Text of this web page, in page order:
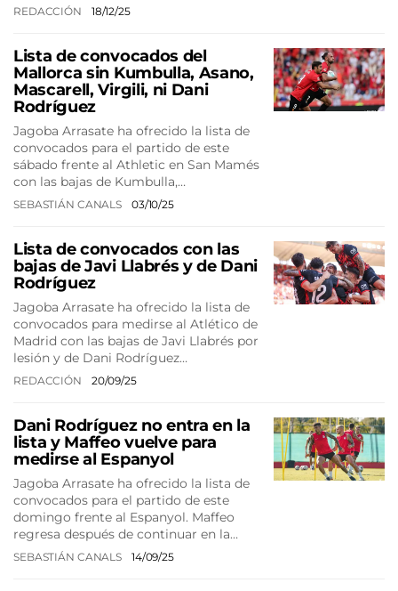
REDACCIÓN 18/12/25
Lista de convocados del
Mallorca sin Kumbulla, Asano,
Mascarell, Virgili, ni Dani
Rodríguez
Jagoba Arrasate ha ofrecido la lista de
convocados para el partido de este
sábado frente al Athletic en San Mamés
con las bajas de Kumbulla,…
SEBASTIÁN CANALS 03/10/25
Lista de convocados con las
bajas de Javi Llabrés y de Dani
Rodríguez
Jagoba Arrasate ha ofrecido la lista de
convocados para medirse al Atlético de
Madrid con las bajas de Javi Llabrés por
lesión y de Dani Rodríguez…
REDACCIÓN 20/09/25
Dani Rodríguez no entra en la
lista y Maffeo vuelve para
medirse al Espanyol
Jagoba Arrasate ha ofrecido la lista de
convocados para el partido de este
domingo frente al Espanyol. Maffeo
regresa después de continuar en la…
SEBASTIÁN CANALS 14/09/25